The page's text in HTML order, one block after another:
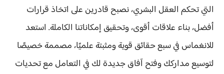
التي تحكم العقل البشري، نصبح قادرين على اتخاذ قرارات
أفضل، بناء علاقات أقوى، وتحقيق إمكاناتنا الكاملة. استعد
للانغماس في سبع حقائق قوية ومثبتة علميًا، مصممة خصيصًا
لتوسيع مداركك وفتح آفاق جديدة لك في التعامل مع تحديات